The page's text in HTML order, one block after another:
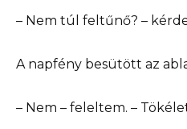
– Nem túl feltűnő? –
A napfény besütött az
– Nem – feleltem. –